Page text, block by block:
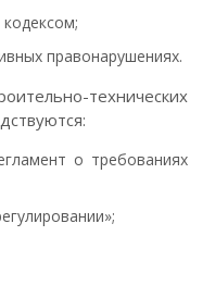
правонарушениях.
технических
о требованиях